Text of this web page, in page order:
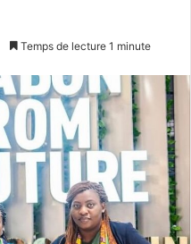
Temps de lecture 1 minute